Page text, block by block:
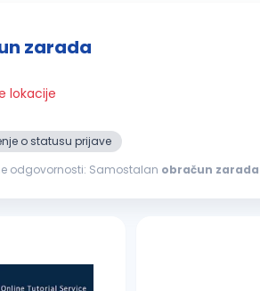
zarada
lokacije
o statusu prijave
...radnog mesta u šapcu. Ključne odgovornosti: Samostalan obračun zarada